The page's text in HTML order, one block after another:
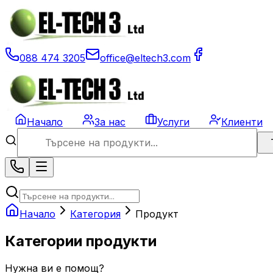
088 474 3205 office@eltech3.com
Начало За нас Услуги Клиенти
Начало Категория Продукт
Категории продукти
Нужна ви е помощ?